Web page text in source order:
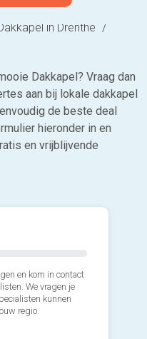
in Drenthe /
Dakkapel? Vraag dan
aan bij lokale dakkapel
de beste deal
hieronder in en
en vrijblijvende
en kom in contact
We vragen je
kunnen
regio.